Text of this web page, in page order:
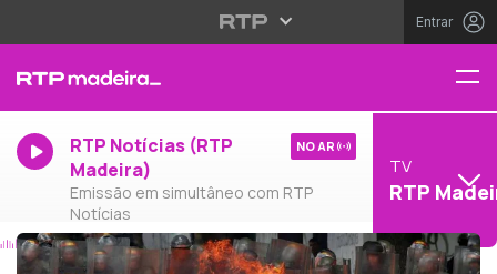
Entrar
RTP Notícias (RTP
Madeira)
Emissão em simultâneo com RTP
Notícias
NO AR
TV
RTP